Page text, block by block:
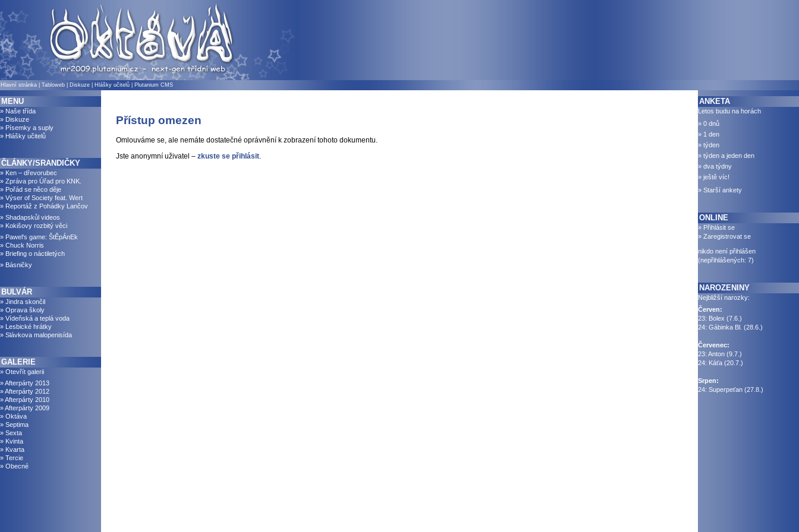
Hlavní stránka Tabloweb Diskuze Hlášky učitelů Plutanium CMS
MENU
» Naše třída
» Diskuze
» Písemky a suply
» Hlášky učitelů
ČLÁNKY/SRANDIČKY
» Ken – dřevorubec
» Zpráva pro Úřad pro KNK.
» Pořád se něco děje
» Výser of Society feat. Wert
» Reportáž z Pohádky Lančov
» Shadapskůl videos
» Kokišovy rozbitý věci
» Pawel's game: ŠtĚpÁnEk
» Chuck Norris
» Briefing o náctiletých
» Básničky
BULVÁR
» Jindra skončil
» Oprava školy
» Vídeňská a teplá voda
» Lesbické hrátky
» Slávkova malopenisída
GALERIE
» Otevřít galerii
» Afterpárty 2013
» Afterpárty 2012
» Afterpárty 2010
» Afterpárty 2009
» Oktáva
» Septima
» Sexta
» Kvinta
» Kvarta
» Tercie
» Obecné
Přístup omezen
Omlouváme se, ale nemáte dostatečné oprávnění k zobrazení tohoto dokumentu.
Jste anonymní uživatel – zkuste se přihlásit.
ANKETA
Letos budu na horách
» 0 dnů
» 1 den
» týden
» týden a jeden den
» dva týdny
» ještě víc!
» Starší ankety
ONLINE
» Přihlásit se
» Zaregistrovat se
nikdo není přihlášen
(nepřihlášených: 7)
NAROZENINY
Nejbližší narozky:
Červen:
23: Bolex (7.6.)
24: Gábinka Bl. (28.6.)
Červenec:
23: Anton (9.7.)
24: Káťa (20.7.)
Srpen:
24: Superpeťan (27.8.)